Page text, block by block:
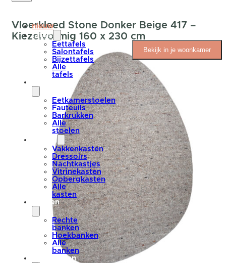
nieuw
tafels
Eettafels
Salontafels
Bijzettafels
Alle
tafels
Eetkamerstoelen
Fauteuils
Barkrukken
Alle
stoelen
kasten
Vakkenkasten
Dressoirs
Nachtkastjes
Vitrinekasten
Opbergkasten
Alle
kasten
banken
Rechte
banken
Hoekbanken
Alle
banken
vloerkleden
Vloerkleed Stone Donker Beige 417 –
Kiezelvormig 160 x 230 cm
Bekijk in je woonkamer